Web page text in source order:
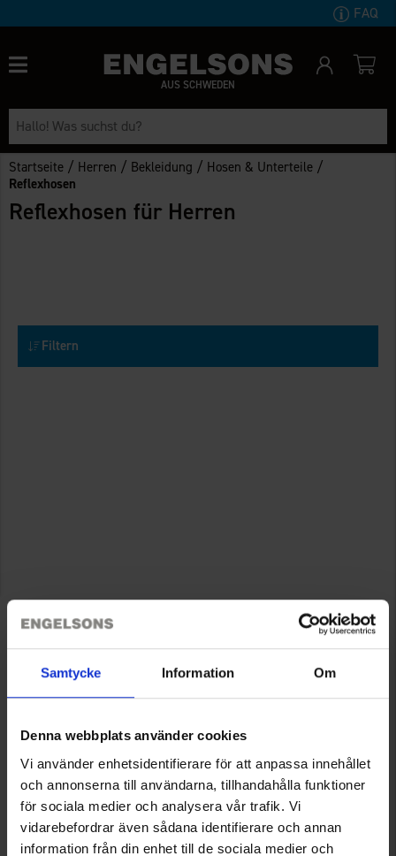
Samtycke Information Om
Denna webbplats använder cookies
Vi använder enhetsidentifierare för att anpassa innehållet
och annonserna till användarna, tillhandahålla funktioner
för sociala medier och analysera vår trafik. Vi
vidarebefordrar även sådana identifierare och annan
information från din enhet till de sociala medier och
FAQ
AUS SCHWEDEN
Startseite / Herren / Bekleidung / Hosen & Unterteile /
Reflexhosen
Reflexhosen für Herren
Filtern